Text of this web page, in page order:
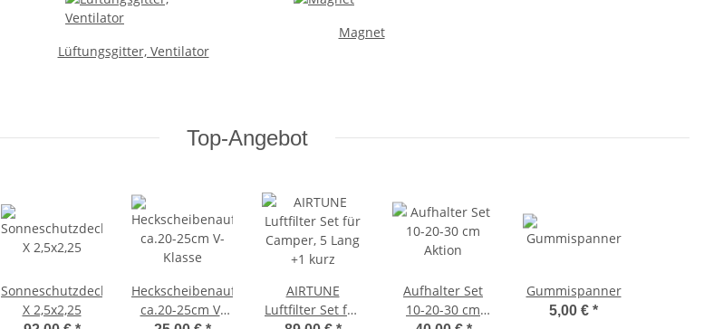
Lüftungsgitter, Ventilator
Magnet
Top-Angebot
Sonneschutzdecke
X 2,5x2,25
Heckscheibenaufhalter
ca.20-25cm V-
AIRTUNE
Luftfilter Set für
Aufhalter Set
10-20-30 cm
Gummispanner
5,00 € *